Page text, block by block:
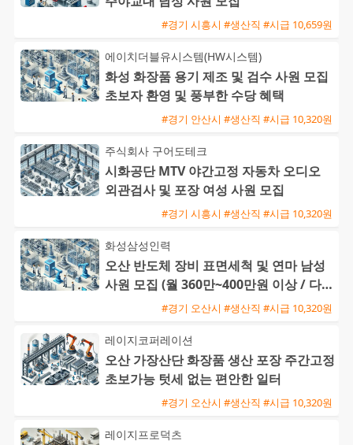
#경기 시흥시 #생산직 #시급 10,659원
에이치더블유시스템(HW시스템)
화성 화장품 용기 제조 및 검수 사원 모집
초보자 환영 및 풍부한 수당 혜택
#경기 안산시 #생산직 #시급 10,320원
주식회사 구어도테크
시화공단 MTV 야간고정 자동차 오디오
외관검사 및 포장 여성 사원 모집
#경기 시흥시 #생산직 #시급 10,320원
화성삼성인력
오산 반도체 장비 표면세척 및 연마 남성
사원 모집 (월 360만~400만원 이상 / 다양
한 수당 혜택)#경기 오산시 #생산직 #시급 10,320원
레이지코퍼레이션
오산 가장산단 화장품 생산 포장 주간고정
초보가능 텃세 없는 편안한 일터
#경기 오산시 #생산직 #시급 10,320원
레이지프로덕츠